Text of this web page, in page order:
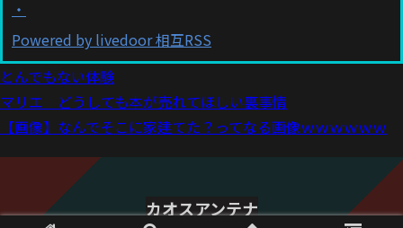
Powered by livedoor 相互RSS
とんでもない体験
マリエ どうしても本が売れてほしい裏事情
【画像】なんでそこに家建てた？ってなる画像ｗｗｗｗｗｗ
カオスアンテナ